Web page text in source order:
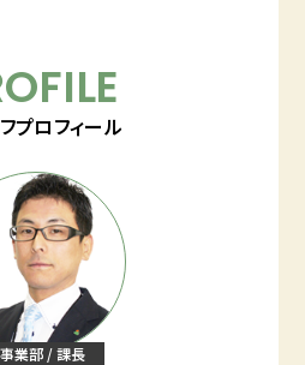
プロフィール
業部 / 課長